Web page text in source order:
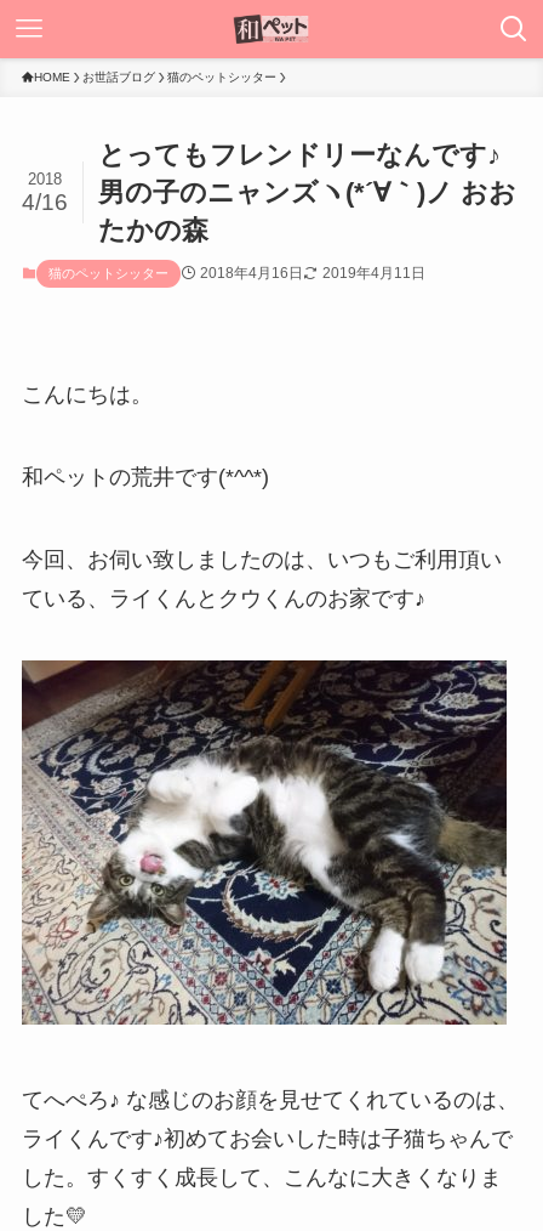
HOME お世話ブログ 猫のペットシッター
とってもフレンドリーなんです♪
男の子のニャンズヽ(*´∀｀)ノ おお
たかの森
2018
4/16
猫のペットシッター 2018年4月16日 2019年4月11日
こんにちは。
和ペットの荒井です(*^^*)
今回、お伺い致しましたのは、いつもご利用頂い
ている、ライくんとクウくんのお家です♪
てへぺろ♪ な感じのお顔を見せてくれているのは、
ライくんです♪初めてお会いした時は子猫ちゃんで
した。すくすく成長して、こんなに大きくなりま
した💛